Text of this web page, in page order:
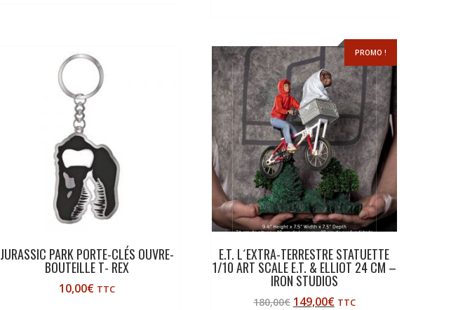
JURASSIC PARK PORTE-CLÉS OUVRE-
BOUTEILLE T- REX
10,00€ TTC
PROMO !
E.T. L´EXTRA-TERRESTRE STATUETTE
1/10 ART SCALE E.T. & ELLIOT 24 CM –
IRON STUDIOS
180,00€ 149,00€ TTC